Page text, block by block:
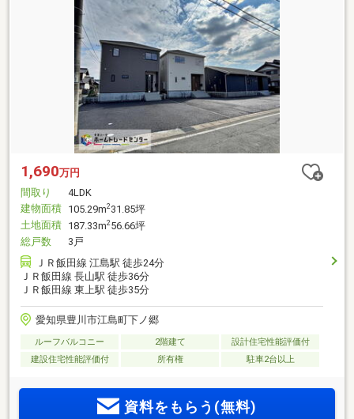
1,690万円
間取り
4LDK
建物面積 105.29m2 31.85坪
土地面積 187.33m2 56.66坪
総戸数
3戸
ＪＲ飯田線 江島駅 徒歩24分
ＪＲ飯田線 長山駅 徒歩36分
ＪＲ飯田線 東上駅 徒歩35分
愛知県豊川市江島町下ノ郷
ルーフバルコニー 2階建て
設計住宅性能評価付
建設住宅性能評価付
所有権 駐車2台以上
資料をもらう(無料)